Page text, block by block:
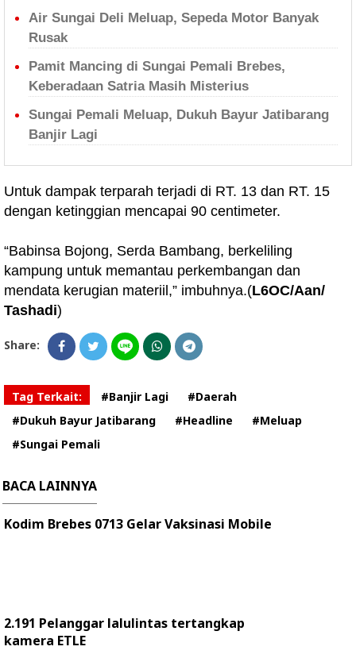
Air Sungai Deli Meluap, Sepeda Motor Banyak
Rusak
Pamit Mancing di Sungai Pemali Brebes,
Keberadaan Satria Masih Misterius
Sungai Pemali Meluap, Dukuh Bayur Jatibarang
Banjir Lagi
Untuk dampak terparah terjadi di RT. 13 dan RT. 15
dengan ketinggian mencapai 90 centimeter.
“Babinsa Bojong, Serda Bambang, berkeliling
kampung untuk memantau perkembangan dan
mendata kerugian materiil,” imbuhnya.(L6OC/Aan/
Tashadi)
Share:
Tag Terkait: #Banjir Lagi
#Daerah
#Dukuh Bayur Jatibarang
#Headline
#Meluap
#Sungai Pemali
BACA LAINNYA
Kodim Brebes 0713 Gelar Vaksinasi Mobile
2.191 Pelanggar lalulintas tertangkap
kamera ETLE